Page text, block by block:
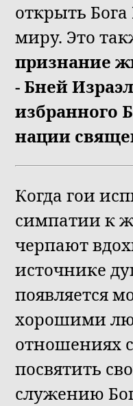
открыть
миру. Это
признание
- Бней
избранного
нации
Когда гои
симпатии к
черпают
источнике
появляется
хорошими
отношениях
посвятить
служению